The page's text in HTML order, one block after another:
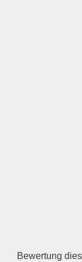
Bewertung